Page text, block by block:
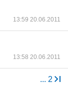
13:59 20.06.2011
13:58 20.06.2011
... 2